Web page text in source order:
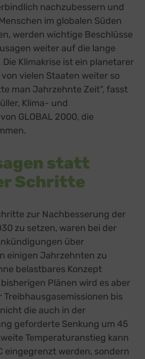
nachzubessern und
im globalen Süden
werden wichtige Beschlüsse
weiter auf die lange
Klimakrise ist ein planetarer
vielen Staaten weiter so
man Jahrzehnte Zeit“, fasst
Klima- und
GLOBAL 2000, die
statt
Schritte
zur Nachbesserung der
zu setzen, waren bei der
über
einigen Jahrzehnten zu
belastbares Konzept
Plänen wird es aber
Treibhausgasemissionen bis
die auch in der
geforderte Senkung um 45
Temperaturanstieg kann
eingegrenzt werden, sondern